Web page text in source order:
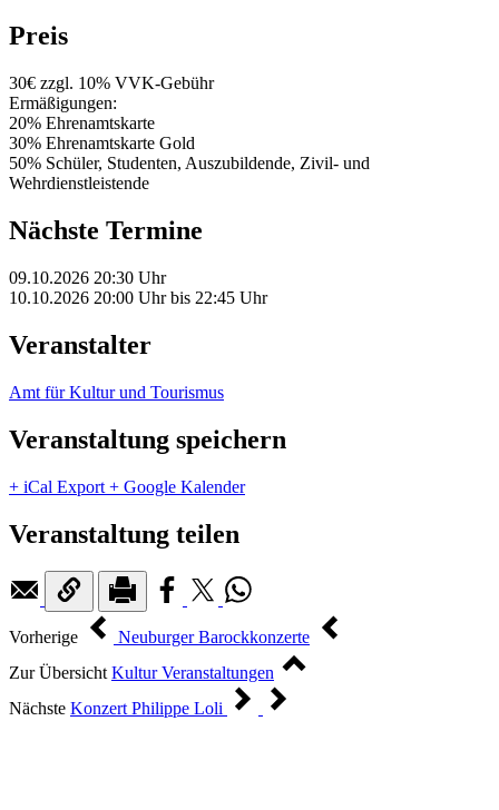
Preis
30€ zzgl. 10% VVK-Gebühr
Ermäßigungen:
20% Ehrenamtskarte
30% Ehrenamtskarte Gold
50% Schüler, Studenten, Auszubildende, Zivil- und
Wehrdienstleistende
Nächste Termine
09.10.2026 20:30 Uhr
10.10.2026 20:00 Uhrbis 22:45 Uhr
Veranstalter
Amt für Kultur und Tourismus
Veranstaltung speichern
+ iCal Export + Google Kalender
Veranstaltung teilen
Vorherige
Neuburger Barockkonzerte
Zur Übersicht Kultur Veranstaltungen
Nächste Konzert Philippe Loli